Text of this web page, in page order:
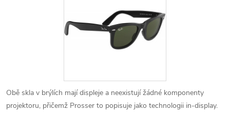
Obě skla v brýlích mají displeje a neexistují žádné komponenty
projektoru, přičemž Prosser to popisuje jako technologii in-display.